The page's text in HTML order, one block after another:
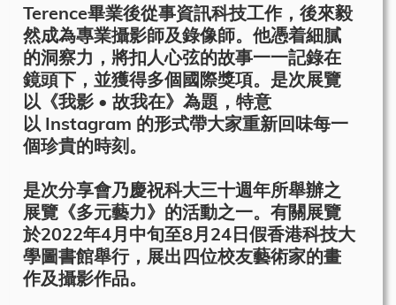
Terence畢業後從事資訊科技工作，後來毅
然成為專業攝影師及錄像師。他憑着細膩
的洞察力，將扣人心弦的故事一一記錄在
鏡頭下，並獲得多個國際獎項。是次展覽
以《我影 • 故我在》為題，特意
以 Instagram 的形式帶大家重新回味每一
個珍貴的時刻。
是次分享會乃慶祝科大三十週年所舉辦之
展覽《多元藝力》的活動之一。有關展覽
於2022年4月中旬至8月24日假香港科技大
學圖書館舉行，展出四位校友藝術家的畫
作及攝影作品。